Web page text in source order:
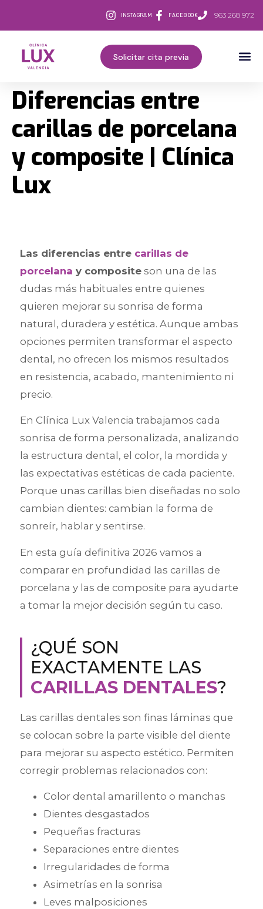
INSTAGRAM FACEBOOK 963 268 972
Solicitar cita previa
Diferencias entre
carillas de porcelana
y composite | Clínica
Lux
Las diferencias entre carillas de
porcelana y composite son una de las
dudas más habituales entre quienes
quieren mejorar su sonrisa de forma
natural, duradera y estética. Aunque ambas
opciones permiten transformar el aspecto
dental, no ofrecen los mismos resultados
en resistencia, acabado, mantenimiento ni
precio.
En Clínica Lux Valencia trabajamos cada
sonrisa de forma personalizada, analizando
la estructura dental, el color, la mordida y
las expectativas estéticas de cada paciente.
Porque unas carillas bien diseñadas no solo
cambian dientes: cambian la forma de
sonreír, hablar y sentirse.
En esta guía definitiva 2026 vamos a
comparar en profundidad las carillas de
porcelana y las de composite para ayudarte
a tomar la mejor decisión según tu caso.
¿QUÉ SON
EXACTAMENTE LAS
CARILLAS DENTALES?
Las carillas dentales son finas láminas que
se colocan sobre la parte visible del diente
para mejorar su aspecto estético. Permiten
corregir problemas relacionados con:
Color dental amarillento o manchas
Dientes desgastados
Pequeñas fracturas
Separaciones entre dientes
Irregularidades de forma
Asimetrías en la sonrisa
Leves malposiciones